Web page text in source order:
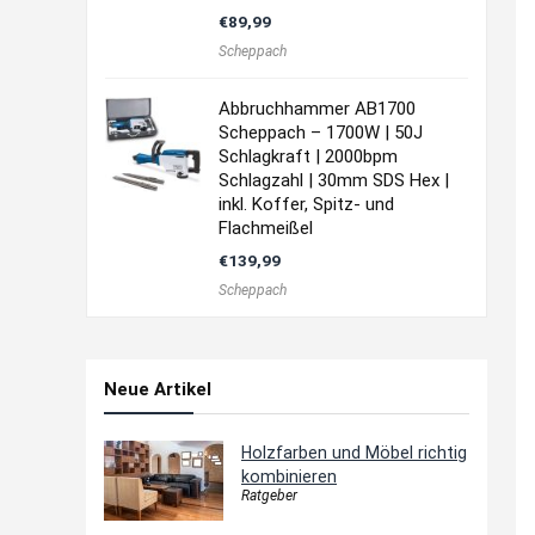
€89,99
Scheppach
Abbruchhammer AB1700
Scheppach – 1700W | 50J
Schlagkraft | 2000bpm
Schlagzahl | 30mm SDS Hex |
inkl. Koffer, Spitz- und
Flachmeißel
€139,99
Scheppach
Neue Artikel
Holzfarben und Möbel richtig
kombinieren
Ratgeber